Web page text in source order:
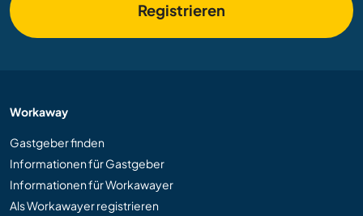
Registrieren
Workaway
Gastgeber finden
Informationen für Gastgeber
Informationen für Workawayer
Als Workawayer registrieren